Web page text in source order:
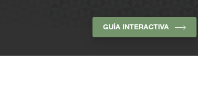
GUÍA INTERACTIVA